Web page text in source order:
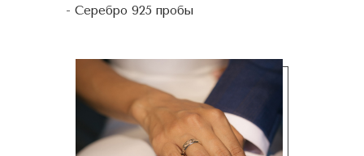
- Серебро 925 пробы